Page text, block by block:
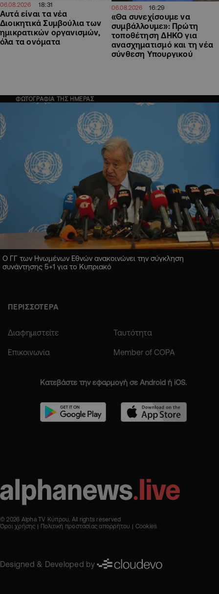
06.08.2026 18:31
Αυτά είναι τα νέα
Διοικητικά Συμβούλια των
ημικρατικών οργανισμών,
όλα τα ονόματα
06.08.2026 16:29
«Θα συνεχίσουμε να
συμβάλλουμε»: Πρώτη
τοποθέτηση ΔΗΚΟ για
ανασχηματισμό και τη νέα
σύνθεση Υπουργικού
ΦΩΤΟΓΡΑΦΙΑ ΤΗΣ ΗΜΕΡΑΣ
Ο ΓΓ των Ηνωμένων Εθνών ανακοινώνει την σύγκληση
συνάντησης 5+1 για το Κυπριακό
ΠΕΡΙΣΣΟΤΕΡΑ
Διαφημιστείτε Ταυτότητα
Επικοινωνία Member of COPA
Κατεβάστε την εφαρμογή σε Android ή iOS.
© 2026 Alpha TV Κύπρου. All rights reserved
Όροι χρήσης
Πολιτική προστασίας απορρήτου Cookies
Designed & Developed by